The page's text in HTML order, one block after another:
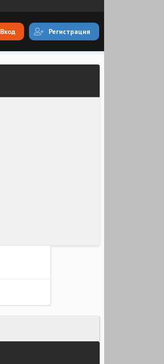
Вход Регистрация